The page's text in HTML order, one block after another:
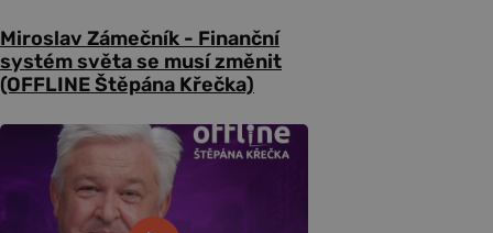
Miroslav Zámečník - Finanční
systém světa se musí změnit
(OFFLINE Štěpána Křečka)